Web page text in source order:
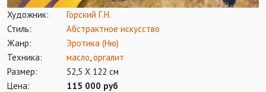
Художник:
Горский Г.Н.
Стиль:
Абстрактное искусство
Жанр:
Эротика (Ню)
Техника:
масло оргалит
Размер:
52,5 Х 122 см
Цена:
115 000 руб